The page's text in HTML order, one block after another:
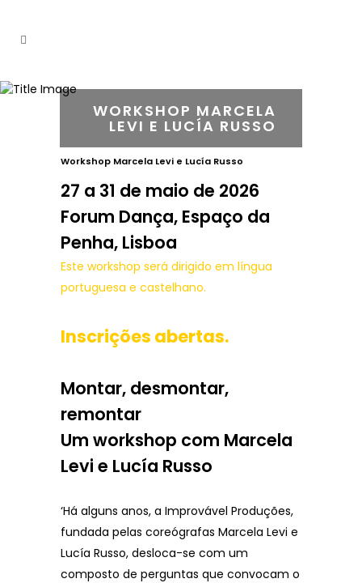
WORKSHOP MARCELA
LEVI E LUCÍA RUSSO
Workshop Marcela Levi e Lucía Russo
27 a 31 de maio de 2026
Forum Dança, Espaço da
Penha, Lisboa
Este workshop será dirigido em língua
portuguesa e castelhano.
Inscrições abertas.
Montar, desmontar,
remontar
Um workshop com Marcela
Levi e Lucía Russo
‘Há alguns anos, a Improvável Produções,
fundada pelas coreógrafas Marcela Levi e
Lucía Russo, desloca-se com um
composto de perguntas que convocam o